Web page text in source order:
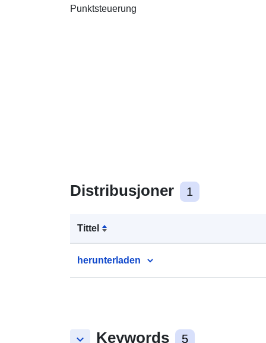
Punktsteuerung
Distribusjoner 1
Tittel
herunterladen
keyboard_arrow_down Keywords 5